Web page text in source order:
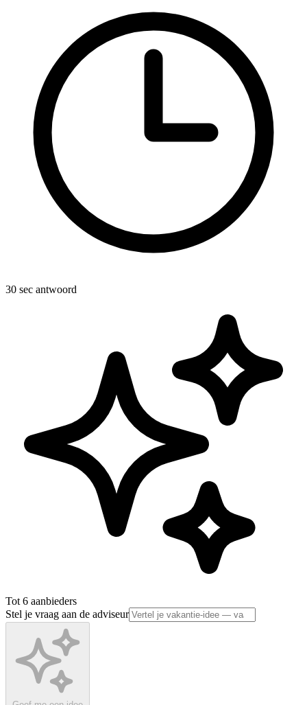
30 sec antwoord
Tot 6 aanbieders
Stel je vraag aan de adviseur